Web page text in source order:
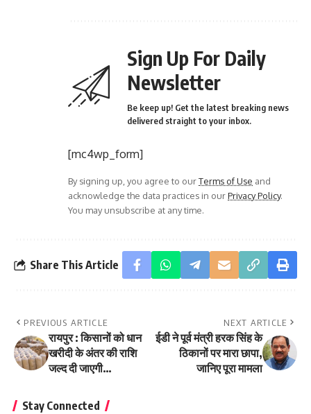
Sign Up For Daily
Newsletter
Be keep up! Get the latest breaking news
delivered straight to your inbox.
[mc4wp_form]
By signing up, you agree to ourTerms of Use and
acknowledge the data practices in ourPrivacy Policy.
You may unsubscribe at any time.
Share This Article
PREVIOUS ARTICLE
रायपुर : किसानों को धान
खरीदी के अंतर की राशि
जल्द दी जाएगी…
NEXT ARTICLE
ईडी ने पूर्व मंत्री हरक सिंह के
ठिकानों पर मारा छापा,
जानिए पूरा मामला
Stay Connected